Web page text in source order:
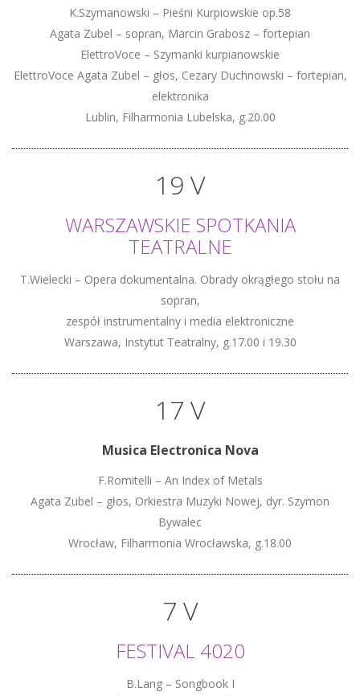
K.Szymanowski – Pieśni Kurpiowskie op.58
Agata Zubel – sopran, Marcin Grabosz – fortepian
ElettroVoce – Szymanki kurpianowskie
ElettroVoce Agata Zubel – głos, Cezary Duchnowski – fortepian,
elektronika
Lublin, Filharmonia Lubelska, g.20.00
19 V
WARSZAWSKIE SPOTKANIA
TEATRALNE
T.Wielecki – Opera dokumentalna. Obrady okrągłego stołu na
sopran,
zespół instrumentalny i media elektroniczne
Warszawa, Instytut Teatralny, g.17.00 i 19.30
17 V
Musica Electronica Nova
F.Romitelli – An Index of Metals
Agata Zubel – głos, Orkiestra Muzyki Nowej, dyr. Szymon
Bywalec
Wrocław, Filharmonia Wrocławska, g.18.00
7 V
FESTIVAL 4020
B.Lang – Songbook I